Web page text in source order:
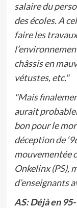
salaire du
des écoles. A
faire les
châssis en
vétustes, etc."
"Mais
aurait
bon pour le
déception de
mouvementée
Onkelinx (PS),
d’enseignants
AS: Déjà en